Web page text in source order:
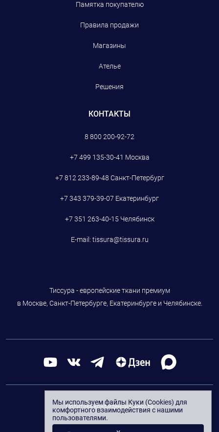
Памятка покупателю
Правила продажи
Магазины
Ателье
Решения
КОНТАКТЫ
8 800 200-92-72
+7 499 135-30-41 Москва
+7 812 233-89-48 Санкт-Петербург
+7 343 379-39-07 Екатеринбург
+7 351 263-40-15 Челябинск
E-mail: tissura@tissura.ru
Тиссура - европейские ткани премиум
в Москве, Санкт-Петербурге, Екатеринбурге и Челябинске.
Политика конфиденциальности
Мы используем файлы Куки (Cookies) для
комфортного взаимодействия с нашими
пользователями.